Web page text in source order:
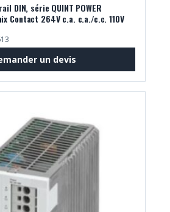
DIN, série QUINT POWER
Contact 264V c.a. c.a./c.c. 110V
un devis